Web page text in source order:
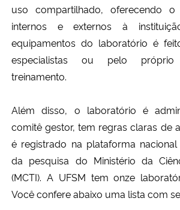
uso compartilhado, oferecendo
internos e externos à
equipamentos do laboratório é
especialistas ou pelo
treinamento.
Além disso, o laboratório é
comitê gestor, tem regras claras de
é registrado na plataforma nacional
da pesquisa do Ministério da
(MCTI). A UFSM tem onze
Você confere abaixo uma lista com